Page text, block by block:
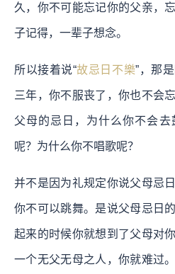
久，你不可能忘记你的父亲，
子记得，一辈子想念。
所以接着说“故忌日不樂”，那
三年，你不服丧了，你也不会
父母的忌日，为什么你不会
呢？为什么你不唱歌呢？
并不是因为礼规定你说父母忌
你不可以跳舞。是说父母忌日
起来的时候你就想到了父母对
一个无父无母之人，你就难过